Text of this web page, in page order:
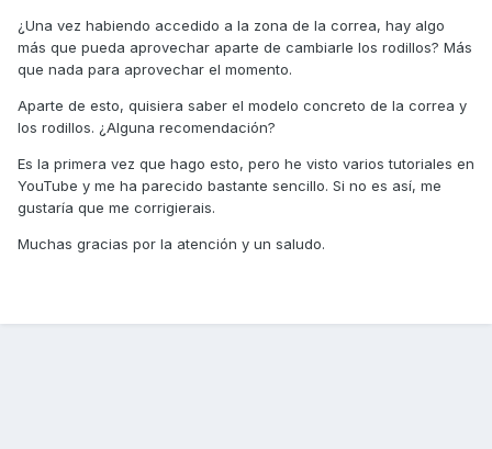
¿Una vez habiendo accedido a la zona de la correa, hay algo
más que pueda aprovechar aparte de cambiarle los rodillos? Más
que nada para aprovechar el momento.
Aparte de esto, quisiera saber el modelo concreto de la correa y
los rodillos. ¿Alguna recomendación?
Es la primera vez que hago esto, pero he visto varios tutoriales en
YouTube y me ha parecido bastante sencillo. Si no es así, me
gustaría que me corrigierais.
Muchas gracias por la atención y un saludo.